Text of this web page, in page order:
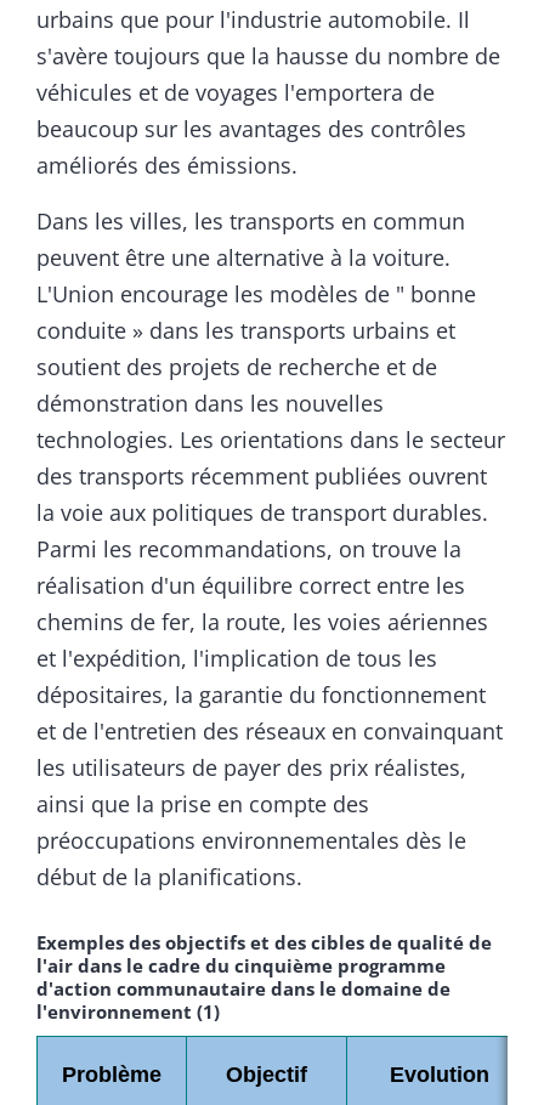
urbains que pour l'industrie automobile. Il
s'avère toujours que la hausse du nombre de
véhicules et de voyages l'emportera de
beaucoup sur les avantages des contrôles
améliorés des émissions.
Dans les villes, les transports en commun
peuvent être une alternative à la voiture.
L'Union encourage les modèles de " bonne
conduite » dans les transports urbains et
soutient des projets de recherche et de
démonstration dans les nouvelles
technologies. Les orientations dans le secteur
des transports récemment publiées ouvrent
la voie aux politiques de transport durables.
Parmi les recommandations, on trouve la
réalisation d'un équilibre correct entre les
chemins de fer, la route, les voies aériennes
et l'expédition, l'implication de tous les
dépositaires, la garantie du fonctionnement
et de l'entretien des réseaux en convainquant
les utilisateurs de payer des prix réalistes,
ainsi que la prise en compte des
préoccupations environnementales dès le
début de la planifications.
Exemples des objectifs et des cibles de qualité de
l'air dans le cadre du cinquième programme
d'action communautaire dans le domaine de
l'environnement (1)
Problème Objectif Evolution